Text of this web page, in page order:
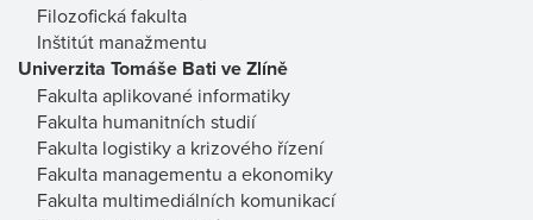
Filozofická fakulta
Inštitút manažmentu
Univerzita Tomáše Bati ve Zlíně
Fakulta aplikované informatiky
Fakulta humanitních studií
Fakulta logistiky a krizového řízení
Fakulta managementu a ekonomiky
Fakulta multimediálních komunikací